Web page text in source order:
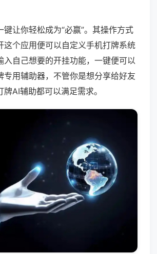
键让你轻松成为“必赢”。其操作方式
这个应用便可以自定义手机打牌系统
入自己想要的开挂功能，一键便可以
专用辅助器，不管你是想分享给好友
AI辅助都可以满足需求。